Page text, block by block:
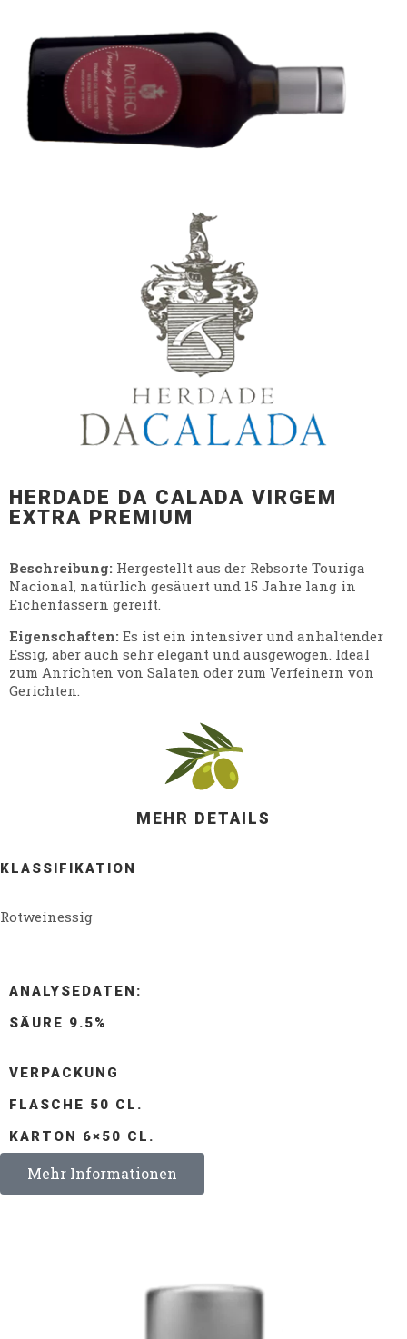
HERDADE DA CALADA VIRGEM
EXTRA PREMIUM
Beschreibung: Hergestellt aus der Rebsorte Touriga
Nacional, natürlich gesäuert und 15 Jahre lang in
Eichenfässern gereift.
Eigenschaften: Es ist ein intensiver und anhaltender
Essig, aber auch sehr elegant und ausgewogen. Ideal
zum Anrichten von Salaten oder zum Verfeinern von
Gerichten.
MEHR DETAILS
KLASSIFIKATION
Rotweinessig
ANALYSEDATEN:
SÄURE 9.5%
VERPACKUNG
FLASCHE 50 CL.
KARTON 6×50 CL.
Mehr Informationen